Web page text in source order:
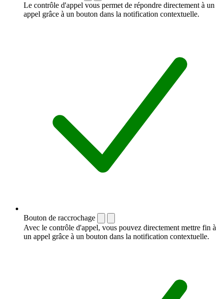
Le contrôle d'appel vous permet de répondre directement à un
appel grâce à un bouton dans la notification contextuelle.
Bouton de raccrochage
Avec le contrôle d'appel, vous pouvez directement mettre fin à
un appel grâce à un bouton dans la notification contextuelle.